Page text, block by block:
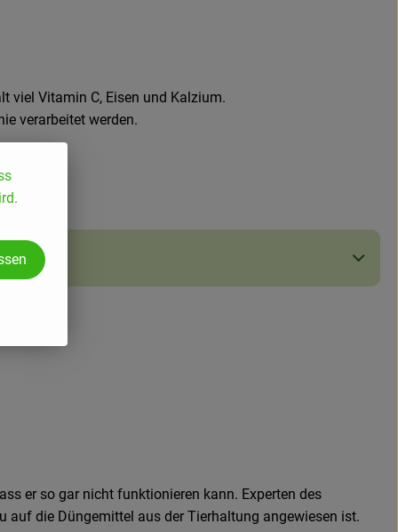
viel Vitamin C, Eisen und Kalzium.
verarbeitet werden.
er so gar nicht funktionieren kann. Experten des
die Düngemittel aus der Tierhaltung angewiesen ist.